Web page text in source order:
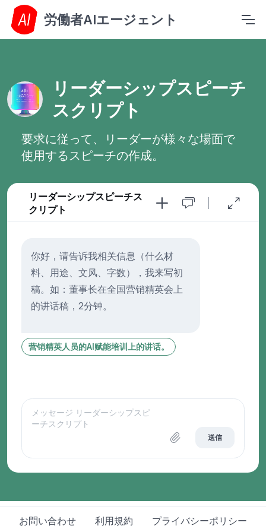
労働者AIエージェント
リーダーシップスピーチ
スクリプト
要求に従って、リーダーが様々な場面で
使用するスピーチの作成。
リーダーシップスピーチス
クリプト
你好，请告诉我相关信息（什么材
料、用途、文风、字数），我来写初
稿。如：董事长在全国营销精英会上
的讲话稿，2分钟。
营销精英人员的AI赋能培训上的讲话。
送信
お問い合わせ 利用規約 プライバシーポリシー